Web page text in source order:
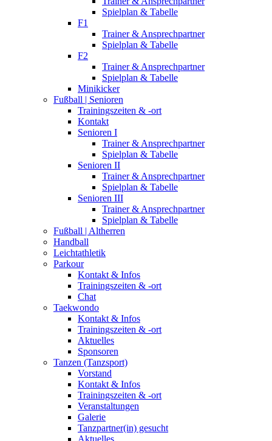
Spielplan & Tabelle
F1
Trainer & Ansprechpartner
Spielplan & Tabelle
F2
Trainer & Ansprechpartner
Spielplan & Tabelle
Minikicker
Fußball | Senioren
Trainingszeiten & -ort
Kontakt
Senioren I
Trainer & Ansprechpartner
Spielplan & Tabelle
Senioren II
Trainer & Ansprechpartner
Spielplan & Tabelle
Senioren III
Trainer & Ansprechpartner
Spielplan & Tabelle
Fußball | Altherren
Handball
Leichtathletik
Parkour
Kontakt & Infos
Trainingszeiten & -ort
Chat
Taekwondo
Kontakt & Infos
Trainingszeiten & -ort
Aktuelles
Sponsoren
Tanzen (Tanzsport)
Vorstand
Kontakt & Infos
Trainingszeiten & -ort
Veranstaltungen
Galerie
Tanzpartner(in) gesucht
Aktuelles